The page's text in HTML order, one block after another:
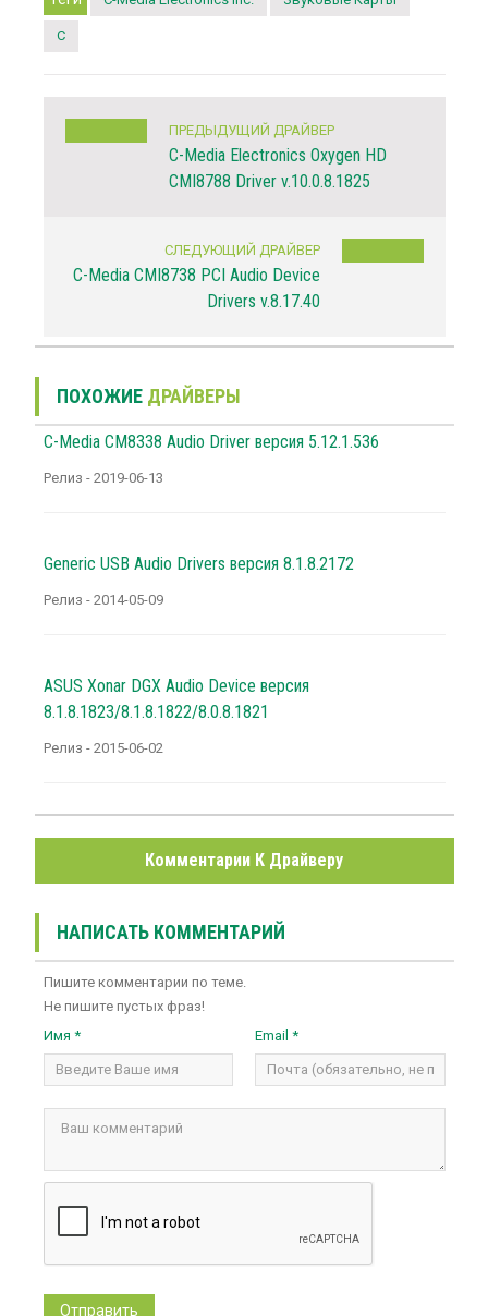
C
ПРЕДЫДУЩИЙ ДРАЙВЕР
C-Media Electronics Oxygen HD
CMI8788 Driver v.10.0.8.1825
СЛЕДУЮЩИЙ ДРАЙВЕР
C-Media CMI8738 PCI Audio Device
Drivers v.8.17.40
ПОХОЖИЕ ДРАЙВЕРЫ
C-Media CM8338 Audio Driver версия 5.12.1.536
Релиз - 2019-06-13
Generic USB Audio Drivers версия 8.1.8.2172
Релиз - 2014-05-09
ASUS Xonar DGX Audio Device версия
8.1.8.1823/8.1.8.1822/8.0.8.1821
Релиз - 2015-06-02
Комментарии К Драйверу
НАПИСАТЬ КОММЕНТАРИЙ
Пишите комментарии по теме.
Не пишите пустых фраз!
Имя *
Email *